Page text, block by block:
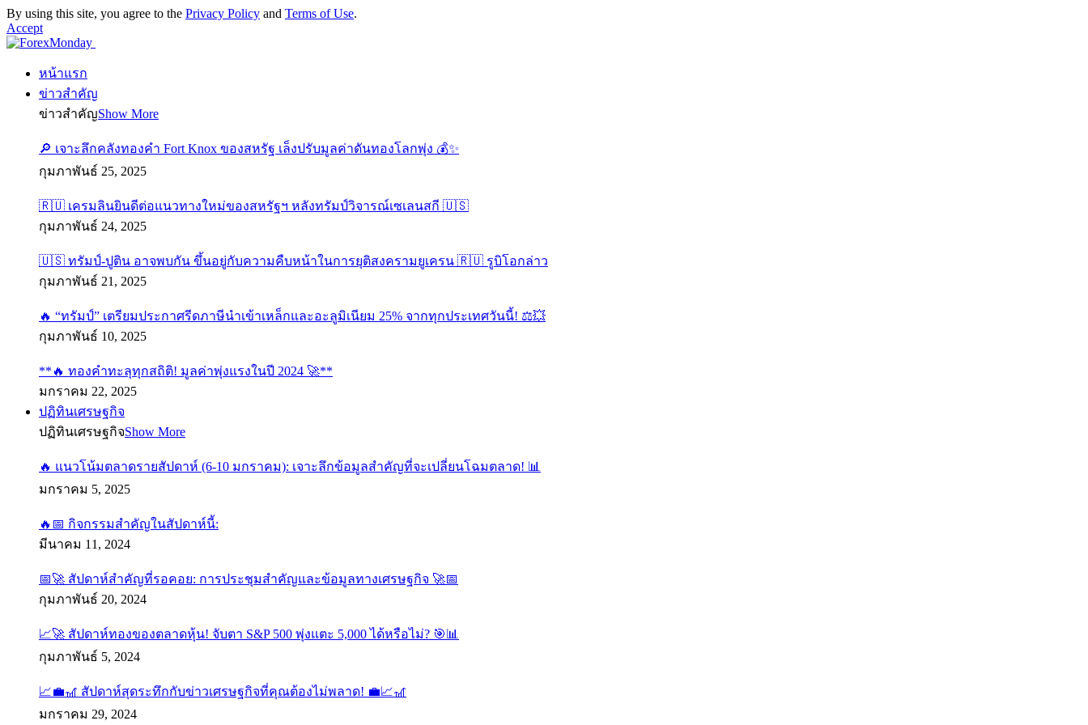
By using this site, you agree to the Privacy Policy and Terms of Use.
Accept
หน้าแรก
ข่าวสำคัญ
ข่าวสำคัญShow More
🔎 เจาะลึกคลังทองคำ Fort Knox ของสหรัฐ เล็งปรับมูลค่าดันทองโลกพุ่ง 💰✨
กุมภาพันธ์ 25, 2025
🇷🇺 เครมลินยินดีต่อแนวทางใหม่ของสหรัฐฯ หลังทรัมป์วิจารณ์เซเลนสกี 🇺🇸
กุมภาพันธ์ 24, 2025
🇺🇸 ทรัมป์-ปูติน อาจพบกัน ขึ้นอยู่กับความคืบหน้าในการยุติสงครามยูเครน 🇷🇺 รูบิโอกล่าว
กุมภาพันธ์ 21, 2025
🔥 “ทรัมป์” เตรียมประกาศรีดภาษีนำเข้าเหล็กและอะลูมิเนียม 25% จากทุกประเทศวันนี้! ⚖️💥
กุมภาพันธ์ 10, 2025
**🔥 ทองคำทะลุทุกสถิติ! มูลค่าพุ่งแรงในปี 2024 🚀**
มกราคม 22, 2025
ปฏิทินเศรษฐกิจ
ปฏิทินเศรษฐกิจShow More
🔥 แนวโน้มตลาดรายสัปดาห์ (6-10 มกราคม): เจาะลึกข้อมูลสำคัญที่จะเปลี่ยนโฉมตลาด! 📊
มกราคม 5, 2025
🔥📅 กิจกรรมสำคัญในสัปดาห์นี้:
มีนาคม 11, 2024
📅🚀 สัปดาห์สำคัญที่รอคอย: การประชุมสำคัญและข้อมูลทางเศรษฐกิจ 🚀📅
กุมภาพันธ์ 20, 2024
📈🚀 สัปดาห์ทองของตลาดหุ้น! จับตา S&P 500 พุ่งแตะ 5,000 ได้หรือไม่? 🎯📊
กุมภาพันธ์ 5, 2024
📈💼🎢 สัปดาห์สุดระทึกกับข่าวเศรษฐกิจที่คุณต้องไม่พลาด! 💼📈🎢
มกราคม 29, 2024